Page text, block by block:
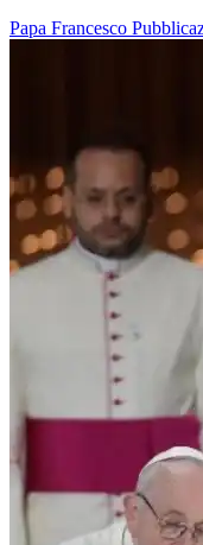
Papa Francesco